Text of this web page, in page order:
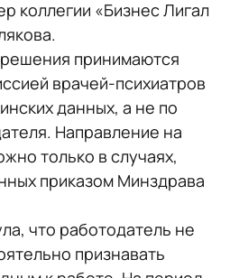
коллегии «Бизнес Лигал
принимаются
врачей-психиатров
данных, а не по
Направление на
только в случаях,
приказом Минздрава
что работодатель не
признавать